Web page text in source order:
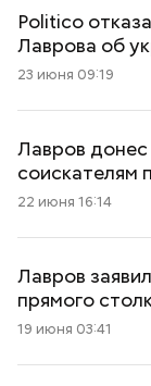
Politico
Лаврова об
23 июня 09:19
Лавров
соискателям
22 июня 16:14
Лавров
прямого
19 июня 03:41